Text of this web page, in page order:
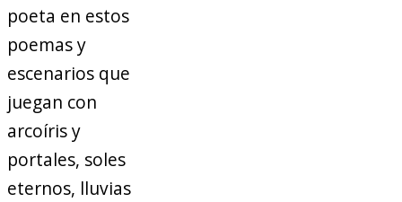
poeta en estos
poemas y
escenarios que
juegan con
arcoíris y
portales, soles
eternos, lluvias